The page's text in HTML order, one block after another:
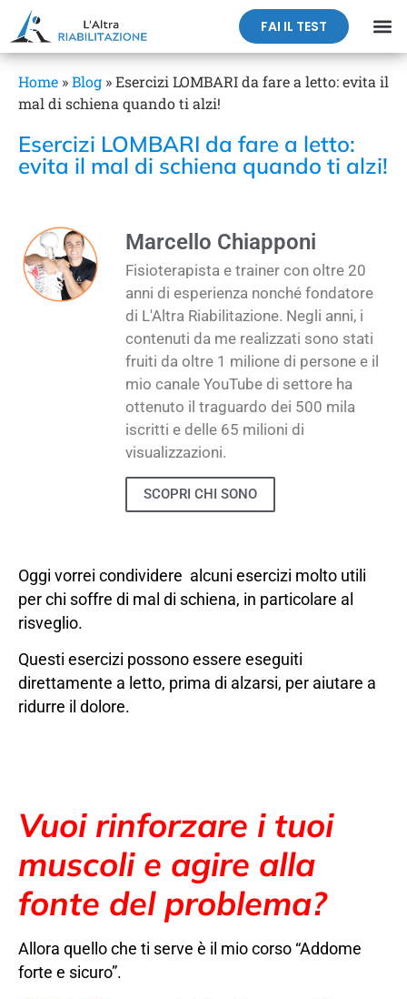
FAI IL TEST
Home »Blog »Esercizi LOMBARI da fare a letto: evita il
mal di schiena quando ti alzi!
Esercizi LOMBARI da fare a letto:
evita il mal di schiena quando ti alzi!
Marcello Chiapponi
Fisioterapista e trainer con oltre 20
anni di esperienza nonché fondatore
di L'Altra Riabilitazione. Negli anni, i
contenuti da me realizzati sono stati
fruiti da oltre 1 milione di persone e il
mio canale YouTube di settore ha
ottenuto il traguardo dei 500 mila
iscritti e delle 65 milioni di
visualizzazioni.
SCOPRI CHI SONO
Oggi vorrei condividere alcuni esercizi molto utili
per chi soffre di mal di schiena, in particolare al
risveglio.
Questi esercizi possono essere eseguiti
direttamente a letto, prima di alzarsi, per aiutare a
ridurre il dolore.
Vuoi rinforzare i tuoi
muscoli e agire alla
fonte del problema?
Allora quello che ti serve è il mio corso “Addome
forte e sicuro”.